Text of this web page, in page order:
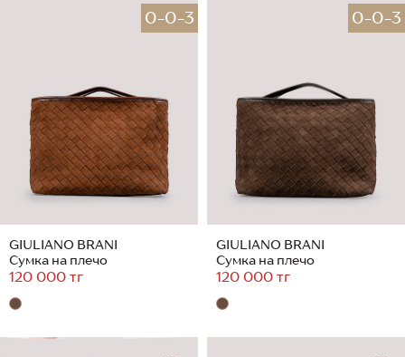
0-0-3
GIULIANO BRANI
Сумка на плечо
120 000 тг
0-0-3
GIULIANO BRANI
Сумка на плечо
120 000 тг